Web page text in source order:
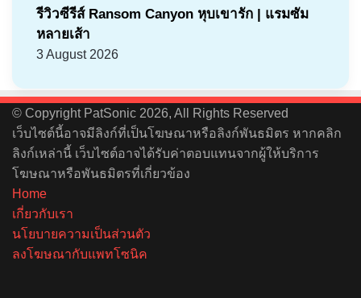
รีวิวซีรีส์ Ransom Canyon หุบเขารัก | แรมซัม
หลายเส้า
3 August 2026
© Copyright PatSonic 2026, All Rights Reserved
เว็บไซต์นี้อาจมีลิงก์ที่เป็นโฆษณาหรือลิงก์พันธมิตร หากคลิก
ลิงก์เหล่านี้ เว็บไซต์อาจได้รับค่าตอบแทนจากผู้ให้บริการ
โฆษณาหรือพันธมิตรที่เกี่ยวข้อง
Home
เกี่ยวกับเรา
นโยบายความเป็นส่วนตัว
ลงโฆษณากับแพทโซนิค